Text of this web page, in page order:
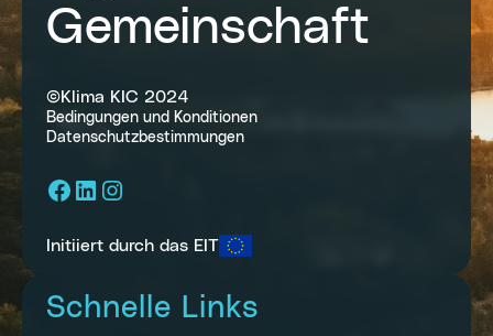
Gemeinschaft
©Klima KIC 2024
Bedingungen und Konditionen
Datenschutzbestimmungen
Facebook
LinkedIn
Instagram
Initiiert durch das EIT
Schnelle Links